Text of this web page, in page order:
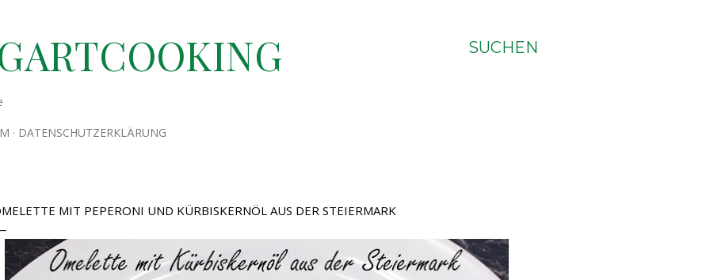
SUCHEN
DATENSCHUTZERKLÄRUNG
MIT PEPERONI UND KÜRBISKERNÖL AUS DER STEIERMARK